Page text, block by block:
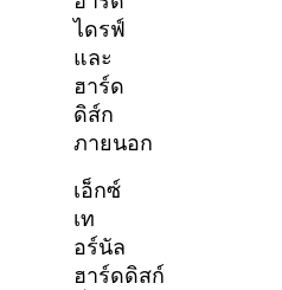
ไดรฟ์
และ
ฮาร์ด
ดิส์ก
ภายนอก
เอ็กซ์
เท
อร์นัล
ฮาร์ดดิสก์